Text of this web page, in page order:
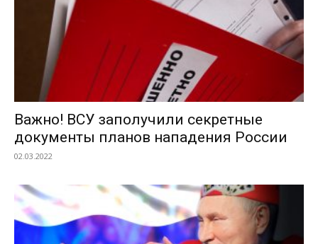
Важно! ВСУ заполучили секретные
документы планов нападения России
02.03.2022